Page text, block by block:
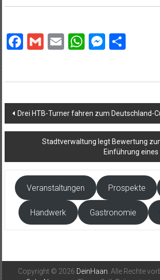
Facebook
GmailEmailWhatsApp
Beitragsnavigation
Drei HTB-Turner fahren zum Deutschland-
Stadtverwaltung legt Bewertung
Einführung eines
Veranstaltungen Prospekte
Handwerk Gastronomie
Copyright © 2026 DeinHaan. Alle Rechte